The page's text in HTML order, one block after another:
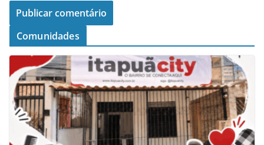
Comunidades